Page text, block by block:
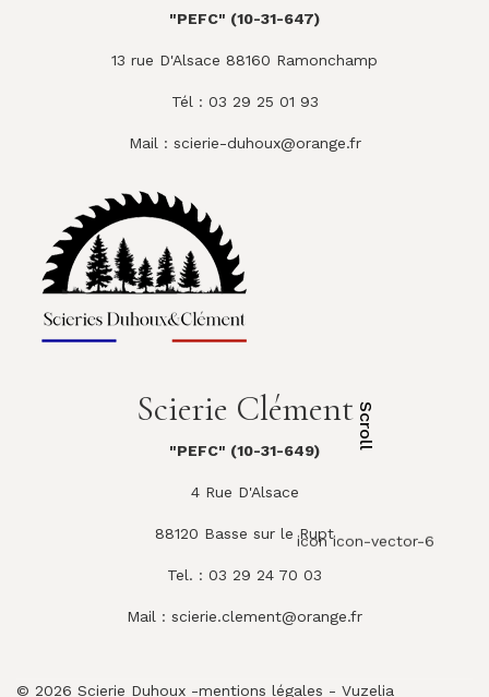
Scroll
icon icon-vector-6
"PEFC" (10-31-647)
13 rue D'Alsace 88160 Ramonchamp
Tél : 03 29 25 01 93
Mail : scierie-duhoux@orange.fr
Scierie Clément
"PEFC" (10-31-649)
4 Rue D'Alsace
88120 Basse sur le Rupt
Tel. : 03 29 24 70 03
Mail : scierie.clement@orange.fr
© 2026 Scierie Duhoux -mentions légales - Vuzelia